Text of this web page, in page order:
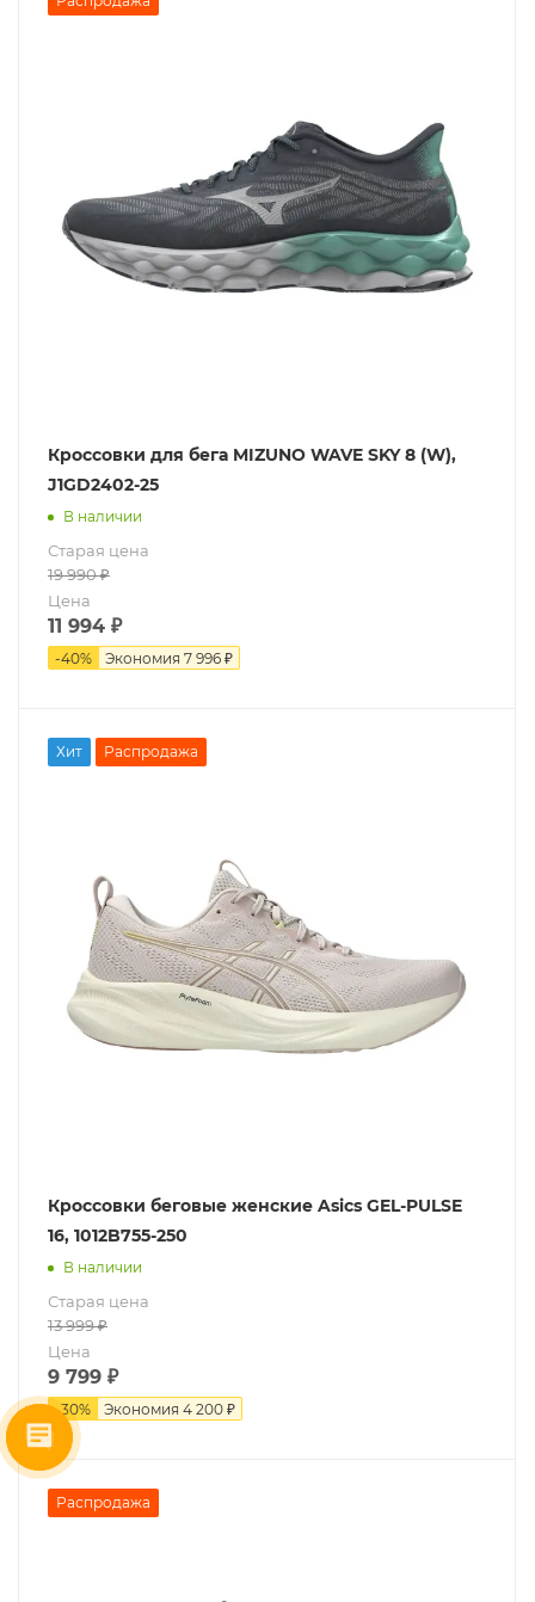
Кроссовки для бега MIZUNO WAVE SKY 8 (W),
J1GD2402-25
В наличии
Старая цена
19 990₽
Цена
11 994 ₽
-40% Экономия 7 996 ₽
Хит Распродажа
Кроссовки беговые женские Asics GEL-PULSE
16, 1012B755-250
В наличии
Старая цена
13 999₽
Цена
9 799 ₽
-30% Экономия 4 200 ₽
Распродажа